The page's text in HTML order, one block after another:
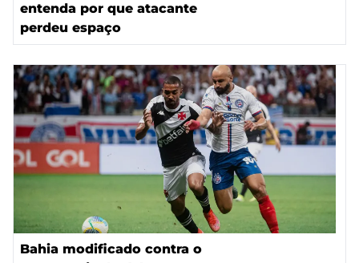
entenda por que atacante
perdeu espaço
Bahia modificado contra o